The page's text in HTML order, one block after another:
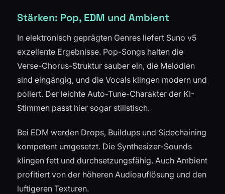
Stärken: Pop, EDM und Ambient
In elektronisch geprägten Genres liefert Suno v5
exzellente Ergebnisse. Pop-Songs halten die
Verse-Chorus-Struktur sauber ein, die Melodien
sind eingängig, und die Vocals klingen modern und
poliert. Der leichte Auto-Tune-Charakter der KI-
Stimmen passt hier sogar stilistisch.
Bei EDM werden Drops, Buildups und Sidechaining
kompetent umgesetzt. Die Synthesizer-Sounds
klingen fett und durchsetzungsfähig. Auch Ambient
profitiert von der höheren Audioauflösung und den
luftigeren Texturen.